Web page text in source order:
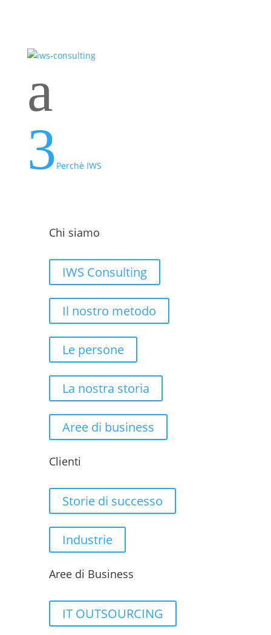
a
3 Perchè IWS
Chi siamo
IWS Consulting
Il nostro metodo
Le persone
La nostra storia
Aree di business
Clienti
Storie di successo
Industrie
Aree di Business
IT OUTSOURCING